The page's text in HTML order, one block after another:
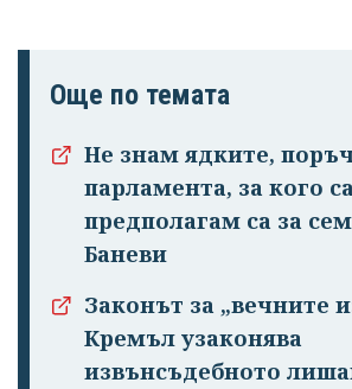
Още по темата
Не знам ядките,
парламента, за кого
предполагам са за
Баневи
Законът за „вечните
Кремъл узаконява
извънсъдебното